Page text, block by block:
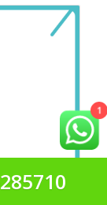
1